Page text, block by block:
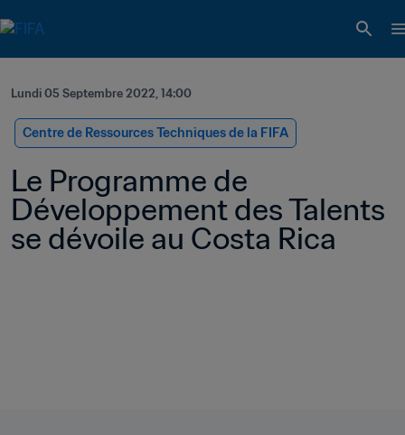
Lundi 05 Septembre 2022, 14:00
Centre de Ressources Techniques de la FIFA
Le Programme de
Développement des Talents
se dévoile au Costa Rica